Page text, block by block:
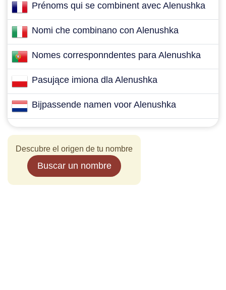
Prénoms qui se combinent avec Alenushka
Nomi che combinano con Alenushka
Nomes corresponndentes para Alenushka
Pasujące imiona dla Alenushka
Bijpassende namen voor Alenushka
Descubre el origen de tu nombre
Buscar un nombre